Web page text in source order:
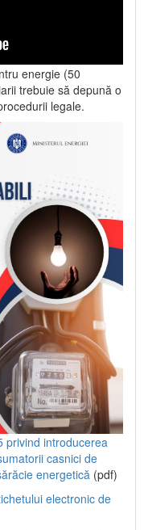
energie (50
trebuie să depună o
legale.
privind introducerea
casnici de
energetică (pdf)
electronic de